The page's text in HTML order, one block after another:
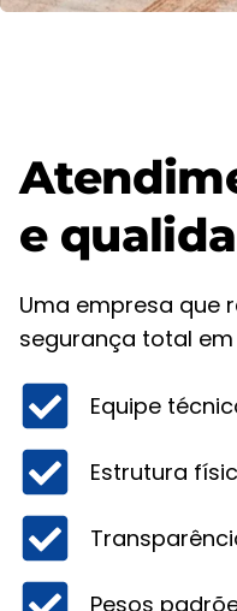
e
Uma empresa que
segurança total
Equipe
Estrutura
Pesos